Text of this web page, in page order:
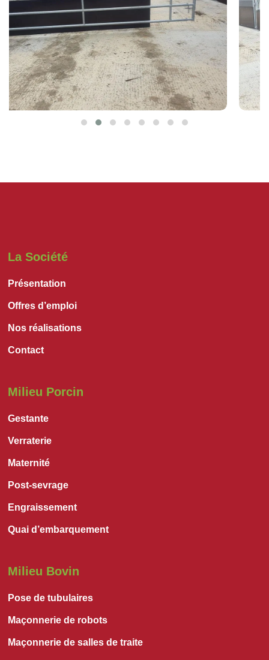
La Société
Présentation
Offres d’emploi
Nos réalisations
Contact
Milieu Porcin
Gestante
Verraterie
Maternité
Post-sevrage
Engraissement
Quai d’embarquement
Milieu Bovin
Pose de tubulaires
Maçonnerie de robots
Maçonnerie de salles de traite